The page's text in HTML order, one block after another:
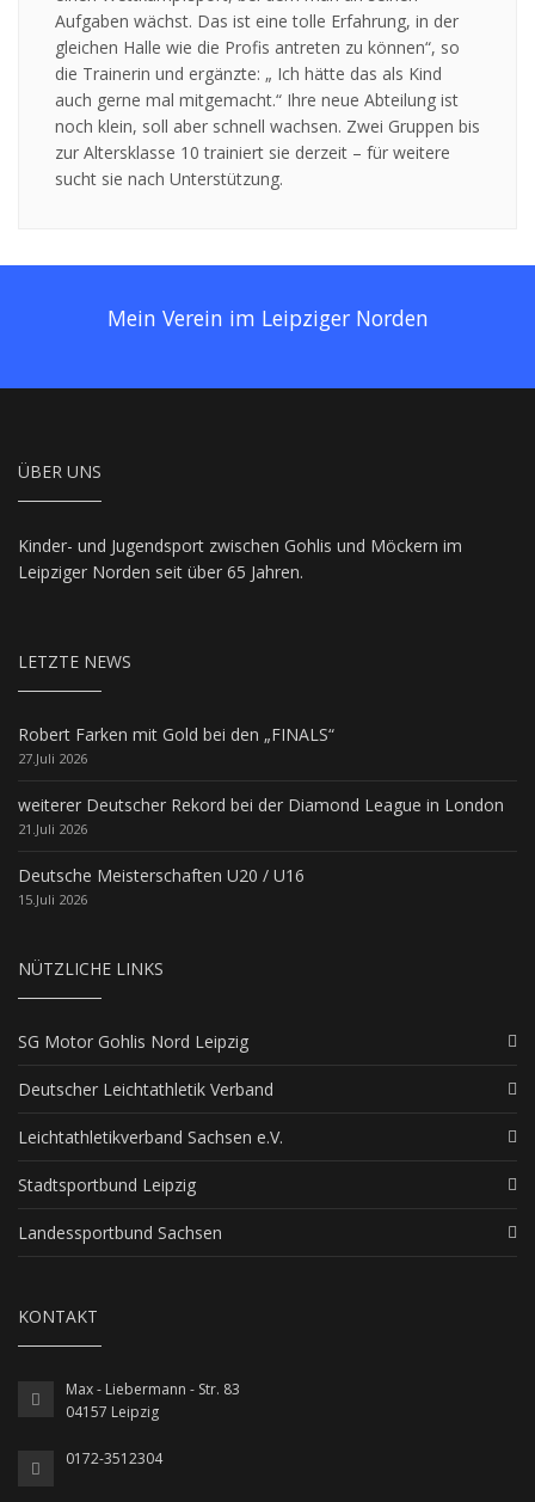
Aufgaben wächst. Das ist eine tolle Erfahrung, in der
gleichen Halle wie die Profis antreten zu können“, so
die Trainerin und ergänzte: „ Ich hätte das als Kind
auch gerne mal mitgemacht.“ Ihre neue Abteilung ist
noch klein, soll aber schnell wachsen. Zwei Gruppen bis
zur Altersklasse 10 trainiert sie derzeit – für weitere
sucht sie nach Unterstützung.
Mein Verein im Leipziger Norden
ÜBER UNS
Kinder- und Jugendsport zwischen Gohlis und Möckern im
Leipziger Norden seit über 65 Jahren.
LETZTE NEWS
Robert Farken mit Gold bei den „FINALS“
27.Juli 2026
weiterer Deutscher Rekord bei der Diamond League in London
21.Juli 2026
Deutsche Meisterschaften U20 / U16
15.Juli 2026
NÜTZLICHE LINKS
SG Motor Gohlis Nord Leipzig
Deutscher Leichtathletik Verband
Leichtathletikverband Sachsen e.V.
Stadtsportbund Leipzig
Landessportbund Sachsen
KONTAKT
Max - Liebermann - Str. 83
04157 Leipzig
0172-3512304